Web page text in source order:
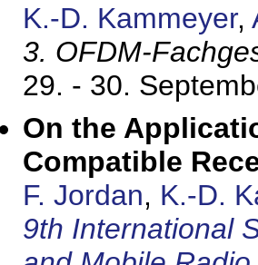
K.-D. Kammeyer,
3. OFDM-
29. - 30.
On the
Compatible
F. Jordan, K.-D.
9th International